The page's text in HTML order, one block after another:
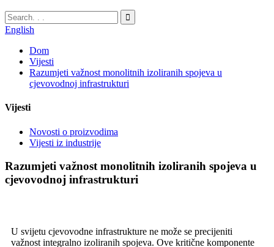
English
Dom
Vijesti
Razumjeti važnost monolitnih izoliranih spojeva u
cjevovodnoj infrastrukturi
Vijesti
Novosti o proizvodima
Vijesti iz industrije
Razumjeti važnost monolitnih izoliranih spojeva u
cjevovodnoj infrastrukturi
U svijetu cjevovodne infrastrukture ne može se precijeniti
važnost integralno izoliranih spojeva. Ove kritične komponente